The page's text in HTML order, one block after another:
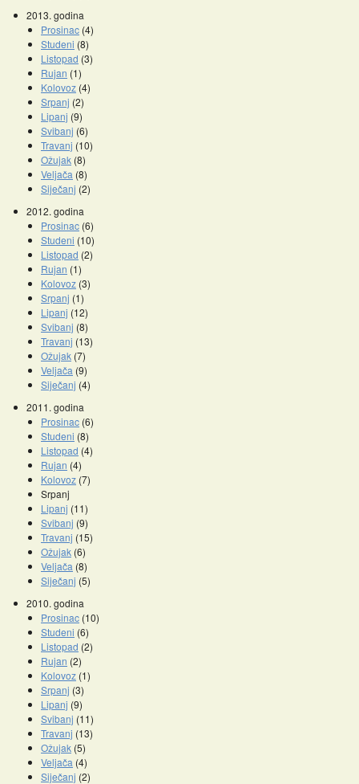
2013. godina
Prosinac (4)
Studeni (8)
Listopad (3)
Rujan (1)
Kolovoz (4)
Srpanj (2)
Lipanj (9)
Svibanj (6)
Travanj (10)
Ožujak (8)
Veljača (8)
Siječanj (2)
2012. godina
Prosinac (6)
Studeni (10)
Listopad (2)
Rujan (1)
Kolovoz (3)
Srpanj (1)
Lipanj (12)
Svibanj (8)
Travanj (13)
Ožujak (7)
Veljača (9)
Siječanj (4)
2011. godina
Prosinac (6)
Studeni (8)
Listopad (4)
Rujan (4)
Kolovoz (7)
Srpanj
Lipanj (11)
Svibanj (9)
Travanj (15)
Ožujak (6)
Veljača (8)
Siječanj (5)
2010. godina
Prosinac (10)
Studeni (6)
Listopad (2)
Rujan (2)
Kolovoz (1)
Srpanj (3)
Lipanj (9)
Svibanj (11)
Travanj (13)
Ožujak (5)
Veljača (4)
Siječanj (2)